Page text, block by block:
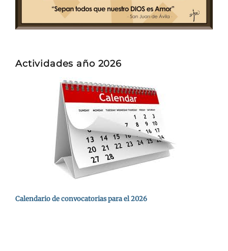
Actividades año 2026
Calendario de convocatorias para el 2026